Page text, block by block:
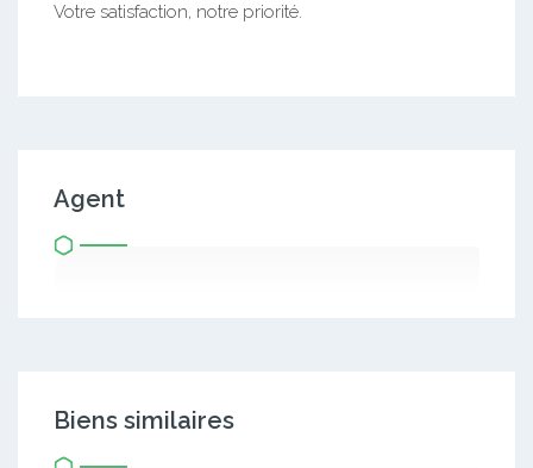
Votre satisfaction, notre priorité.
Agent
Biens similaires